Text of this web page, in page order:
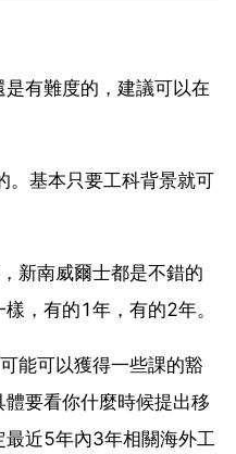
有難度的，建議可以在
。基本只要工科背景就可
新南威爾士都是不錯的
，有的1年，有的2年。
能可以獲得一些課的豁
要看你什麼時候提出移
近5年內3年相關海外工